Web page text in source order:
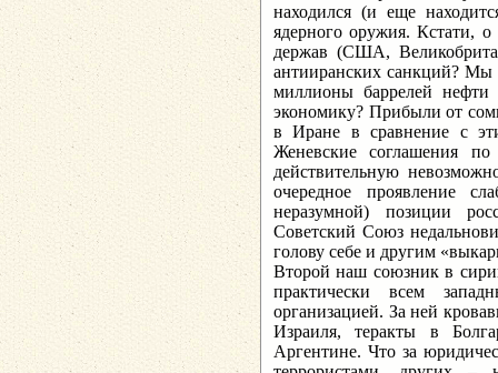
находился (и еще
ядерного оружия. Кстати,
держав (США,
антииранских санкций?
миллионы баррелей
экономику? Прибыли от
в Иране в сравнение с
Женевские соглашения
действительную
очередное проявление
неразумной) позиции
Советский Союз
голову себе и другим
Второй наш союзник в
практически всем
организацией. За ней
Израиля, теракты в
Аргентине. Что за